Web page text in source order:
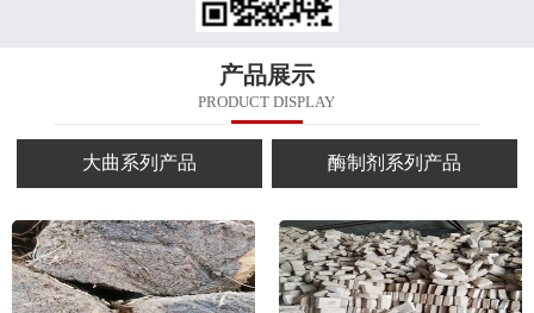
产品展示
PRODUCT DISPLAY
大曲系列产品 酶制剂系列产品